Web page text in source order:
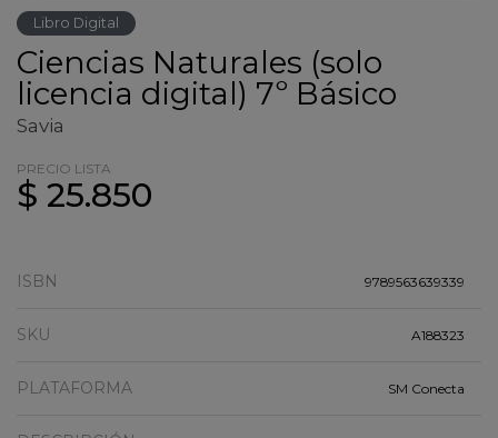
Libro Digital
Ciencias Naturales (solo
licencia digital) 7º Básico
Savia
PRECIO LISTA
$ 25.850
ISBN 9789563639339
SKU A188323
PLATAFORMA SM Conecta